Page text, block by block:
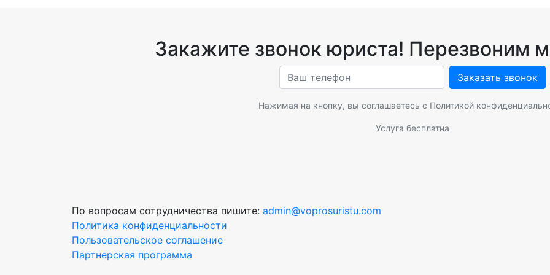
Закажите звонок юриста! Перезвоним
Заказать звонок
Нажимая на кнопку, вы соглашаетесь с Политикой
Услуга бесплатна
По вопросам сотрудничества пишите: admin@voprosuristu.com
Политика конфиденциальности
Пользовательское соглашение
Партнерская программа